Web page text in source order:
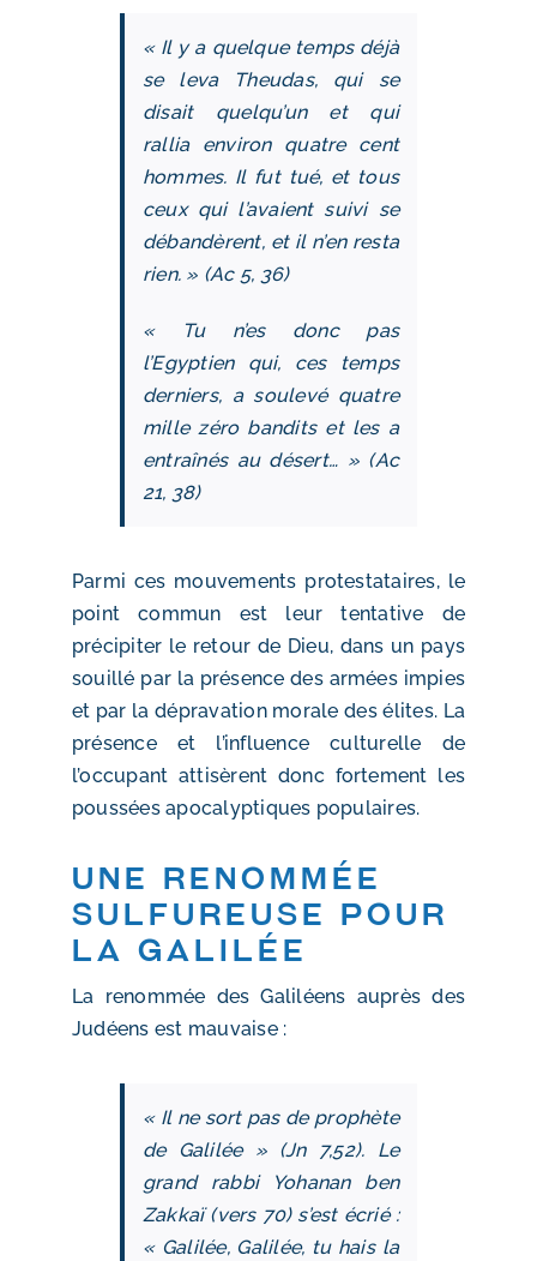
« Il y a quelque temps déjà
se leva Theudas, qui se
disait quelqu’un et qui
rallia environ quatre cent
hommes. Il fut tué, et tous
ceux qui l’avaient suivi se
débandèrent, et il n’en resta
rien. » (Ac 5, 36)
« Tu n’es donc pas
l’Egyptien qui, ces temps
derniers, a soulevé quatre
mille zéro bandits et les a
entraînés au désert… » (Ac
21, 38)
Parmi ces mouvements protestataires, le
point commun est leur tentative de
précipiter le retour de Dieu, dans un pays
souillé par la présence des armées impies
et par la dépravation morale des élites. La
présence et l’influence culturelle de
l’occupant attisèrent donc fortement les
poussées apocalyptiques populaires.
Une renommée
sulfureuse pour
la Galilée
La renommée des Galiléens auprès des
Judéens est mauvaise :
« Il ne sort pas de prophète
de Galilée » (Jn 7,52). Le
grand rabbi Yohanan ben
Zakkaï (vers 70) s’est écrié :
« Galilée, Galilée, tu hais la